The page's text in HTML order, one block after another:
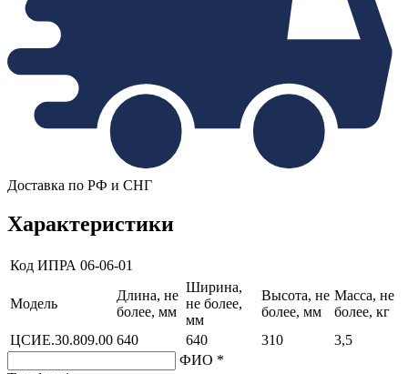
Доставка по РФ и СНГ
Характеристики
Код ИПРА 06-06-01
Модель
Длина, не
более, мм
Ширина,
не более,
мм
Высота, не
более, мм
Масса, не
более, кг
ЦСИЕ.30.809.00 640 640 310
3,5
ФИО *